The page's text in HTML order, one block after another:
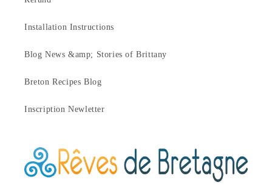
Installation Instructions
Blog News &amp; Stories of Brittany
Breton Recipes Blog
Inscription Newletter